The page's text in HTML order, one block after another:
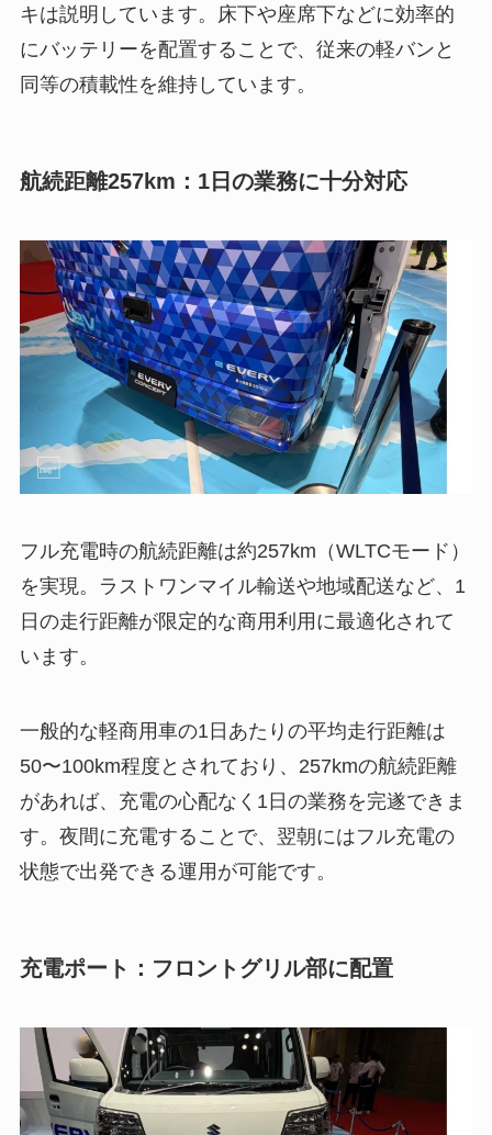
キは説明しています。床下や座席下などに効率的
にバッテリーを配置することで、従来の軽バンと
同等の積載性を維持しています。
航続距離257km：1日の業務に十分対応
フル充電時の航続距離は約257km（WLTCモード）
を実現。ラストワンマイル輸送や地域配送など、1
日の走行距離が限定的な商用利用に最適化されて
います。
一般的な軽商用車の1日あたりの平均走行距離は
50〜100km程度とされており、257kmの航続距離
があれば、充電の心配なく1日の業務を完遂できま
す。夜間に充電することで、翌朝にはフル充電の
状態で出発できる運用が可能です。
充電ポート：フロントグリル部に配置